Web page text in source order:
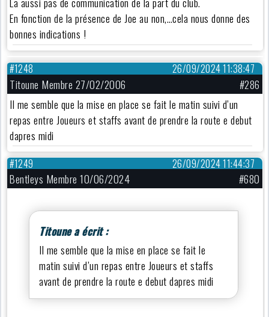
En fonction de la présence de Joe au non,…cela nous donne des
bonnes indications !
26/09/2024 11:38:47
#1248
Titoune Membre 27/02/2006
#286
Il me semble que la mise en place se fait le matin suivi d’un
repas entre Joueurs et staffs avant de prendre la route e debut
dapres midi
26/09/2024 11:44:37
#1249
Bentleys Membre 10/06/2024 #680
Titoune a écrit :
Il me semble que la mise en place se fait le
matin suivi d’un repas entre Joueurs et staffs
avant de prendre la route e debut dapres midi